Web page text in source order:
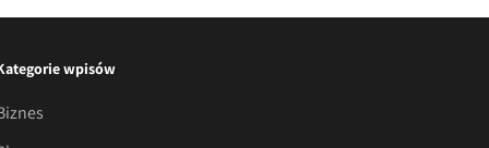
wpisów